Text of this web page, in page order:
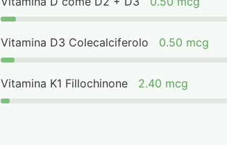
Vitamina D3 Colecalciferolo 0.50 mcg
Vitamina K1 Fillochinone 2.40 mcg